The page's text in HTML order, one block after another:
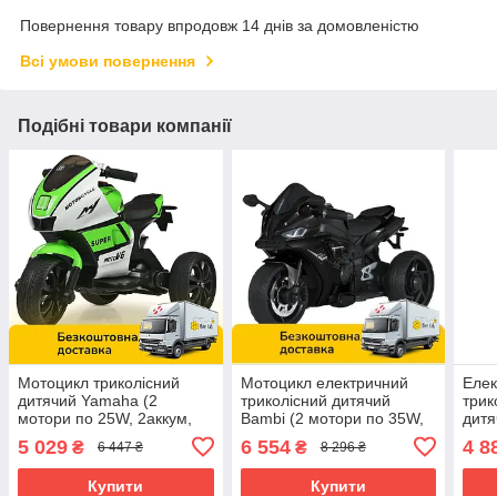
Повернення товару впродовж 14 днів за домовленістю
Всі умови повернення
Подібні товари компанії
Мотоцикл триколісний
дитячий Yamaha (2
мотори по 25W, 2аккум,
MP3) Bambi M 4135EL-1-5
Біло-зелений
5 029 ₴ 6 447 ₴
Купити
Мотоцикл електричний
триколісний дитячий
Bambi (2 мотори по 35W,
5823ELS-2 Чорний
6 554₴ 8 296 ₴
Купити
4